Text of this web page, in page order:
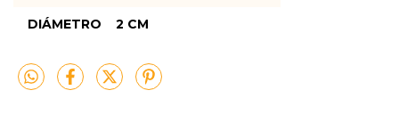
DIÁMETRO 2 CM